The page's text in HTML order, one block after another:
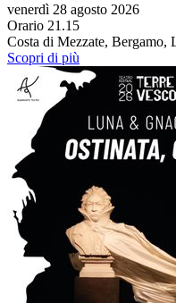
venerdì 28 agosto 2026
Orario 21.15
Costa di Mezzate, Bergamo,
Scopri di più